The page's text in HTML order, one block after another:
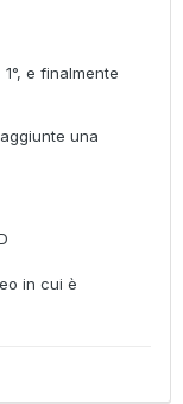
e finalmente
una
in cui è